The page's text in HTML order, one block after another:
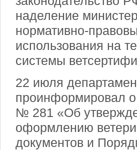
наделение
нормативно-
использования на
системы
22 июля
проинформировал о
№ 281 «Об
оформлению
документов и